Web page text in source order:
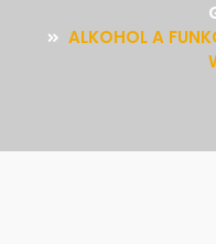
ALKOHOL A